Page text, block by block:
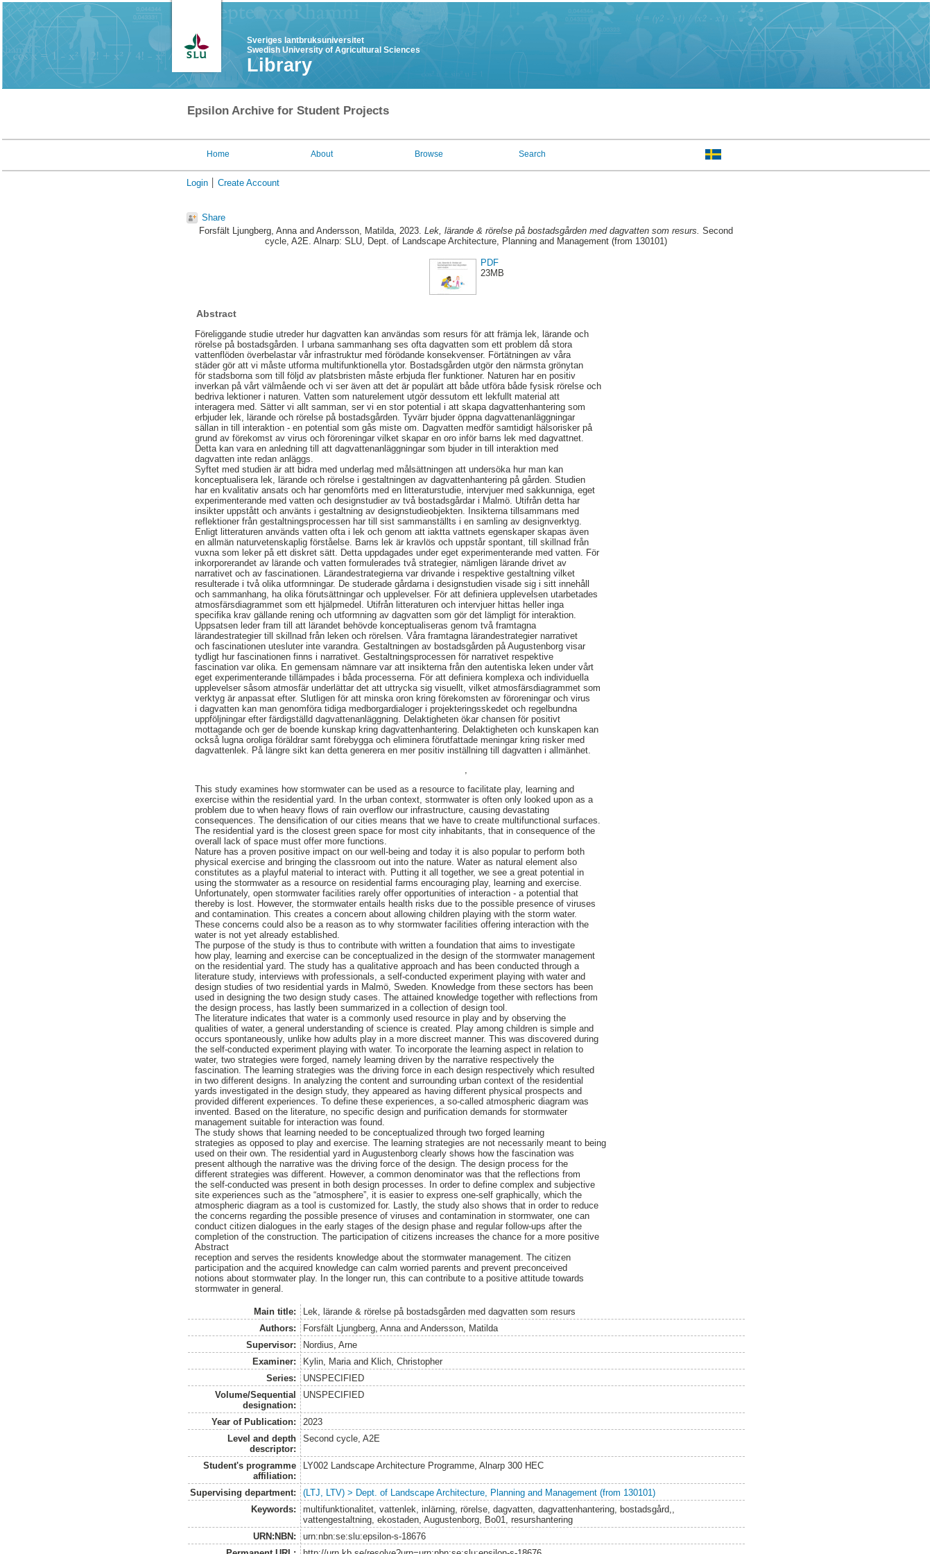
Sveriges lantbruksuniversitet
Swedish University of Agricultural Sciences
Library
Epsilon Archive for Student Projects
Home About Browse Search
Login Create Account
Share
Forsfält Ljungberg, Annaand Andersson, Matilda, 2023. Lek, lärande & rörelse på bostadsgården med dagvatten som resurs. Second
cycle, A2E. Alnarp: SLU, Dept. of Landscape Architecture, Planning and Management (from 130101)
PDF
23MB
Abstract
Föreliggande studie utreder hur dagvatten kan användas som resurs för att främja lek, lärande och
rörelse på bostadsgården. I urbana sammanhang ses ofta dagvatten som ett problem då stora
vattenflöden överbelastar vår infrastruktur med förödande konsekvenser. Förtätningen av våra
städer gör att vi måste utforma multifunktionella ytor. Bostadsgården utgör den närmsta grönytan
för stadsborna som till följd av platsbristen måste erbjuda fler funktioner. Naturen har en positiv
inverkan på vårt välmående och vi ser även att det är populärt att både utföra både fysisk rörelse och
bedriva lektioner i naturen. Vatten som naturelement utgör dessutom ett lekfullt material att
interagera med. Sätter vi allt samman, ser vi en stor potential i att skapa dagvattenhantering som
erbjuder lek, lärande och rörelse på bostadsgården. Tyvärr bjuder öppna dagvattenanläggningar
sällan in till interaktion - en potential som gås miste om. Dagvatten medför samtidigt hälsorisker på
grund av förekomst av virus och föroreningar vilket skapar en oro inför barns lek med dagvattnet.
Detta kan vara en anledning till att dagvattenanläggningar som bjuder in till interaktion med
dagvatten inte redan anläggs.
Syftet med studien är att bidra med underlag med målsättningen att undersöka hur man kan
konceptualisera lek, lärande och rörelse i gestaltningen av dagvattenhantering på gården. Studien
har en kvalitativ ansats och har genomförts med en litteraturstudie, intervjuer med sakkunniga, eget
experimenterande med vatten och designstudier av två bostadsgårdar i Malmö. Utifrån detta har
insikter uppstått och använts i gestaltning av designstudieobjekten. Insikterna tillsammans med
reflektioner från gestaltningsprocessen har till sist sammanställts i en samling av designverktyg.
Enligt litteraturen används vatten ofta i lek och genom att iaktta vattnets egenskaper skapas även
en allmän naturvetenskaplig förståelse. Barns lek är kravlös och uppstår spontant, till skillnad från
vuxna som leker på ett diskret sätt. Detta uppdagades under eget experimenterande med vatten. För
inkorporerandet av lärande och vatten formulerades två strategier, nämligen lärande drivet av
narrativet och av fascinationen. Lärandestrategierna var drivande i respektive gestaltning vilket
resulterade i två olika utformningar. De studerade gårdarna i designstudien visade sig i sitt innehåll
och sammanhang, ha olika förutsättningar och upplevelser. För att definiera upplevelsen utarbetades
atmosfärsdiagrammet som ett hjälpmedel. Utifrån litteraturen och intervjuer hittas heller inga
specifika krav gällande rening och utformning av dagvatten som gör det lämpligt för interaktion.
Uppsatsen leder fram till att lärandet behövde konceptualiseras genom två framtagna
lärandestrategier till skillnad från leken och rörelsen. Våra framtagna lärandestrategier narrativet
och fascinationen utesluter inte varandra. Gestaltningen av bostadsgården på Augustenborg visar
tydligt hur fascinationen finns i narrativet. Gestaltningsprocessen för narrativet respektive
fascination var olika. En gemensam nämnare var att insikterna från den autentiska leken under vårt
eget experimenterande tillämpades i båda processerna. För att definiera komplexa och individuella
upplevelser såsom atmosfär underlättar det att uttrycka sig visuellt, vilket atmosfärsdiagrammet som
verktyg är anpassat efter. Slutligen för att minska oron kring förekomsten av föroreningar och virus
i dagvatten kan man genomföra tidiga medborgardialoger i projekteringsskedet och regelbundna
uppföljningar efter färdigställd dagvattenanläggning. Delaktigheten ökar chansen för positivt
mottagande och ger de boende kunskap kring dagvattenhantering. Delaktigheten och kunskapen kan
också lugna oroliga föräldrar samt förebygga och eliminera förutfattade meningar kring risker med
dagvattenlek. På längre sikt kan detta generera en mer positiv inställning till dagvatten i allmänhet.
This study examines how stormwater can be used as a resource to facilitate play, learning and
exercise within the residential yard. In the urban context, stormwater is often only looked upon as a
problem due to when heavy flows of rain overflow our infrastructure, causing devastating
consequences. The densification of our cities means that we have to create multifunctional surfaces.
The residential yard is the closest green space for most city inhabitants, that in consequence of the
overall lack of space must offer more functions.
Nature has a proven positive impact on our well-being and today it is also popular to perform both
physical exercise and bringing the classroom out into the nature. Water as natural element also
constitutes as a playful material to interact with. Putting it all together, we see a great potential in
using the stormwater as a resource on residential farms encouraging play, learning and exercise.
Unfortunately, open stormwater facilities rarely offer opportunities of interaction - a potential that
thereby is lost. However, the stormwater entails health risks due to the possible presence of viruses
and contamination. This creates a concern about allowing children playing with the storm water.
These concerns could also be a reason as to why stormwater facilities offering interaction with the
water is not yet already established.
The purpose of the study is thus to contribute with written a foundation that aims to investigate
how play, learning and exercise can be conceptualized in the design of the stormwater management
on the residential yard. The study has a qualitative approach and has been conducted through a
literature study, interviews with professionals, a self-conducted experiment playing with water and
design studies of two residential yards in Malmö, Sweden. Knowledge from these sectors has been
used in designing the two design study cases. The attained knowledge together with reflections from
the design process, has lastly been summarized in a collection of design tool.
The literature indicates that water is a commonly used resource in play and by observing the
qualities of water, a general understanding of science is created. Play among children is simple and
occurs spontaneously, unlike how adults play in a more discreet manner. This was discovered during
the self-conducted experiment playing with water. To incorporate the learning aspect in relation to
water, two strategies were forged, namely learning driven by the narrative respectively the
fascination. The learning strategies was the driving force in each design respectively which resulted
in two different designs. In analyzing the content and surrounding urban context of the residential
yards investigated in the design study, they appeared as having different physical prospects and
provided different experiences. To define these experiences, a so-called atmospheric diagram was
invented. Based on the literature, no specific design and purification demands for stormwater
management suitable for interaction was found.
The study shows that learning needed to be conceptualized through two forged learning
strategies as opposed to play and exercise. The learning strategies are not necessarily meant to being
used on their own. The residential yard in Augustenborg clearly shows how the fascination was
present although the narrative was the driving force of the design. The design process for the
different strategies was different. However, a common denominator was that the reflections from
the self-conducted was present in both design processes. In order to define complex and subjective
site experiences such as the “atmosphere”, it is easier to express one-self graphically, which the
atmospheric diagram as a tool is customized for. Lastly, the study also shows that in order to reduce
the concerns regarding the possible presence of viruses and contamination in stormwater, one can
conduct citizen dialogues in the early stages of the design phase and regular follow-ups after the
completion of the construction. The participation of citizens increases the chance for a more positive
Abstract
reception and serves the residents knowledge about the stormwater management. The citizen
participation and the acquired knowledge can calm worried parents and prevent preconceived
notions about stormwater play. In the longer run, this can contribute to a positive attitude towards
stormwater in general.
Main title:
Lek, lärande & rörelse på bostadsgården med dagvatten som resurs
Authors:
Forsfält Ljungberg, Annaand Andersson, Matilda
Supervisor:
Nordius, Arne
Examiner:
Kylin, Mariaand Klich, Christopher
Series:
UNSPECIFIED
Volume/Sequential
designation:
UNSPECIFIED
Year of Publication:
2023
Level and depth
descriptor:
Second cycle, A2E
Student's programme
affiliation:
LY002 Landscape Architecture Programme, Alnarp 300 HEC
Supervising department:
(LTJ, LTV) > Dept. of Landscape Architecture, Planning and Management (from 130101)
Keywords:
multifunktionalitet, vattenlek, inlärning, rörelse, dagvatten, dagvattenhantering, bostadsgård,,
vattengestaltning, ekostaden, Augustenborg, Bo01, resurshantering
URN:NBN:
urn:nbn:se:slu:epsilon-s-18676